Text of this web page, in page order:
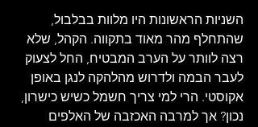
השניות הראשונות היו מלוות בבלבול,
שהתחלף מהר מאוד בתקווה. הקהל, שלא
רצה לוותר על הערב המבטיח, החל לצעוק
לעבר הבמה ולדרוש מהלהקה לנגן באופן
אקוסטי. הרי למי צריך חשמל כשיש כישרון,
נכון? אך למרבה האכזבה של האלפים